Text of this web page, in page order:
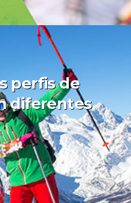
perfis de
diferentes